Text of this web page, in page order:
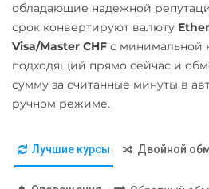
обладающие надежной
срок конвертируют валюту
Visa/Master CHF с минимальной
подходящий прямо сейчас и
сумму за считанные минуты в
ручном режиме.
Лучшие курсы Двойной